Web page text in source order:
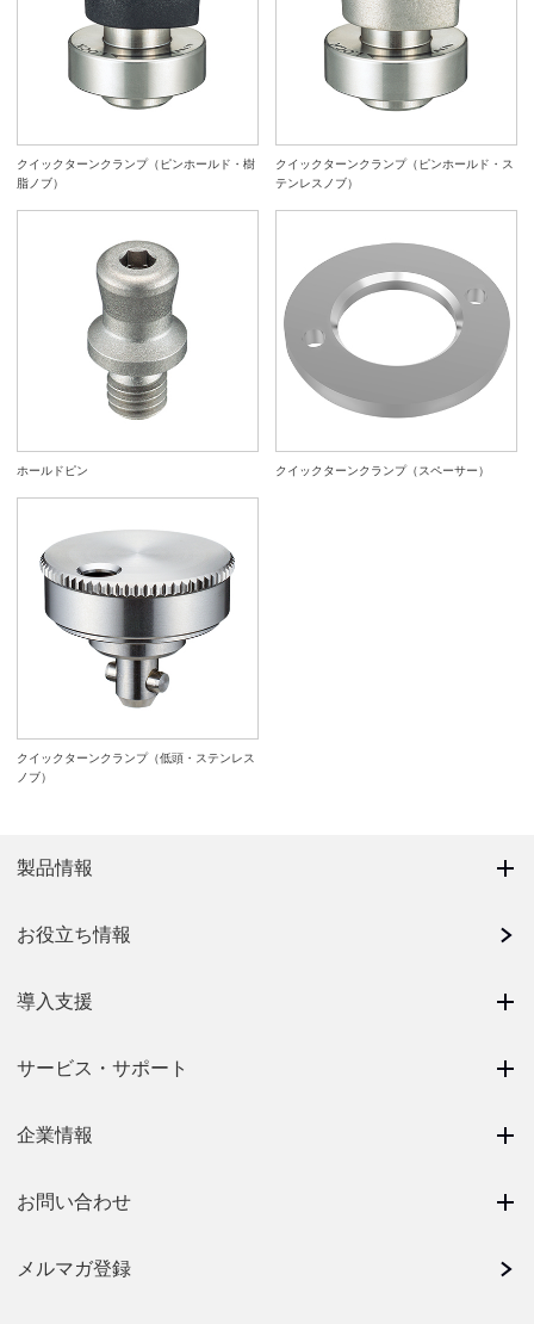
クイックターンクランプ（ピンホールド・樹
脂ノブ）
クイックターンクランプ（ピンホールド・ス
テンレスノブ）
ホールドピン クイックターンクランプ（スペーサー）
クイックターンクランプ（低頭・ステンレス
ノブ）
製品情報
お役立ち情報
導入支援
サービス・サポート
企業情報
お問い合わせ
メルマガ登録